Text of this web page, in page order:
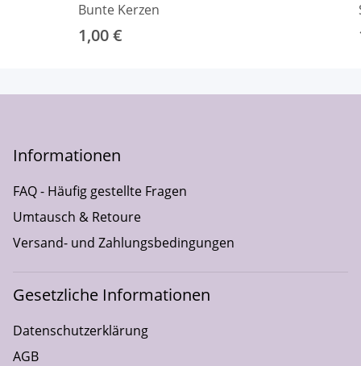
Bunte Kerzen
1,00 €
Informationen
FAQ - Häufig gestellte Fragen
Umtausch & Retoure
Versand- und Zahlungsbedingungen
Gesetzliche Informationen
Datenschutzerklärung
AGB